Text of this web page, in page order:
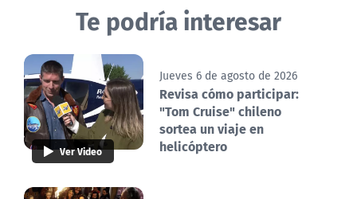
Te podría interesar
Ver Video
Jueves 6 de agosto de 2026
Revisa cómo participar:
"Tom Cruise" chileno
sortea un viaje en
helicóptero